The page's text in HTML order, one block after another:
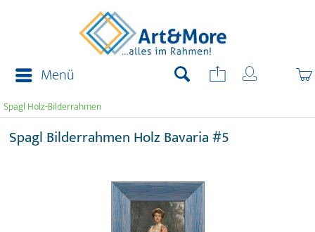
Menü
Spagl Holz-Bilderrahmen
Spagl Bilderrahmen Holz Bavaria #5